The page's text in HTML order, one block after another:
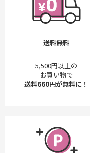
送料無料
5,500円以上の
お買い物で
送料660円が無料に！